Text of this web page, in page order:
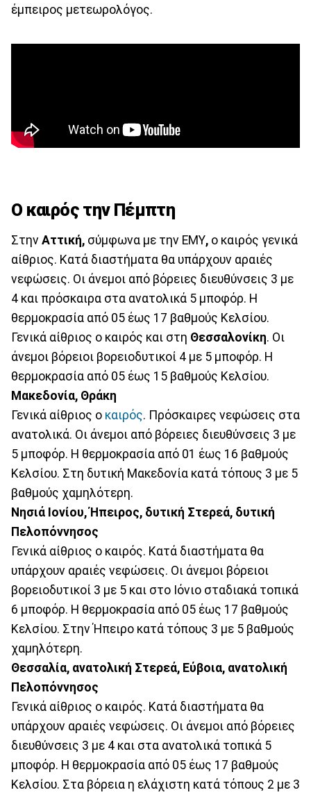
έμπειρος μετεωρολόγος.
Ο καιρός την Πέμπτη
Στην Αττική, σύμφωνα με την ΕΜΥ, ο καιρός γενικά
αίθριος. Κατά διαστήματα θα υπάρχουν αραιές
νεφώσεις. Οι άνεμοι από βόρειες διευθύνσεις 3 με
4 και πρόσκαιρα στα ανατολικά 5 μποφόρ. Η
θερμοκρασία από 05 έως 17 βαθμούς Κελσίου.
Γενικά αίθριος ο καιρός και στη Θεσσαλονίκη. Οι
άνεμοι βόρειοι βορειοδυτικοί 4 με 5 μποφόρ. Η
θερμοκρασία από 05 έως 15 βαθμούς Κελσίου.
Μακεδονία, Θράκη
Γενικά αίθριος ο καιρός. Πρόσκαιρες νεφώσεις στα
ανατολικά. Οι άνεμοι από βόρειες διευθύνσεις 3 με
5 μποφόρ. Η θερμοκρασία από 01 έως 16 βαθμούς
Κελσίου. Στη δυτική Μακεδονία κατά τόπους 3 με 5
βαθμούς χαμηλότερη.
Νησιά Ιονίου, Ήπειρος, δυτική Στερεά, δυτική
Πελοπόννησος
Γενικά αίθριος ο καιρός. Κατά διαστήματα θα
υπάρχουν αραιές νεφώσεις. Οι άνεμοι βόρειοι
βορειοδυτικοί 3 με 5 και στο Ιόνιο σταδιακά τοπικά
6 μποφόρ. Η θερμοκρασία από 05 έως 17 βαθμούς
Κελσίου. Στην Ήπειρο κατά τόπους 3 με 5 βαθμούς
χαμηλότερη.
Θεσσαλία, ανατολική Στερεά, Εύβοια, ανατολική
Πελοπόννησος
Γενικά αίθριος ο καιρός. Κατά διαστήματα θα
υπάρχουν αραιές νεφώσεις. Οι άνεμοι από βόρειες
διευθύνσεις 3 με 4 και στα ανατολικά τοπικά 5
μποφόρ. Η θερμοκρασία από 05 έως 17 βαθμούς
Κελσίου. Στα βόρεια η ελάχιστη κατά τόπους 2 με 3